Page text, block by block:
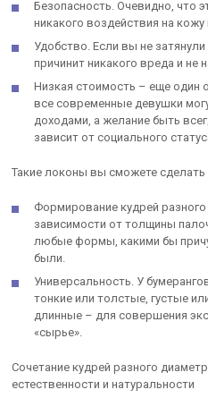
Безопасность. Очевидно, что
никакого воздействия на
Удобство. Если вы не затянули
причинит никакого вреда и не
Низкая стоимость – еще один
все современные девушки
доходами, а желание быть
зависит от социального
Такие локоны вы сможете сделать
Формирование кудрей
зависимости от толщины
любые формы, какими бы
были.
Универсальность. У
тонкие или толстые, густые
длинные – для совершения
«сырье».
Сочетание кудрей разного
естественности и натуральности